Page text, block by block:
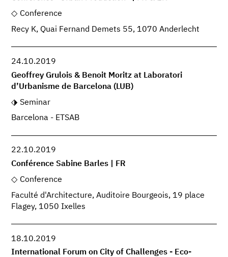
Conference
Recy K, Quai Fernand Demets 55, 1070 Anderlecht
24.10.2019
Geoffrey Grulois & Benoit Moritz at Laboratori
d’Urbanisme de Barcelona (LUB)
Seminar
Barcelona - ETSAB
22.10.2019
Conférence Sabine Barles | FR
Conference
Faculté d'Architecture, Auditoire Bourgeois, 19 place
Flagey, 1050 Ixelles
18.10.2019
International Forum on City of Challenges - Eco-